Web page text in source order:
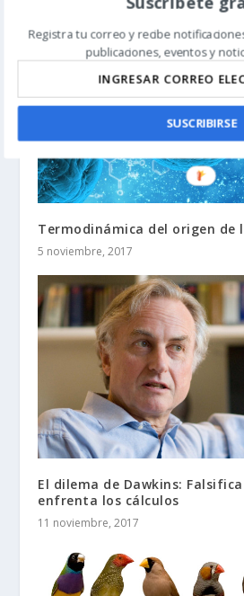
Termodinámica del origen de
5 noviembre, 2017
El dilema de Dawkins:
enfrenta los cálculos
11 noviembre, 2017
Registra tu correo y recibe
publicaciones, eventos y
SUSCRIBIRSE